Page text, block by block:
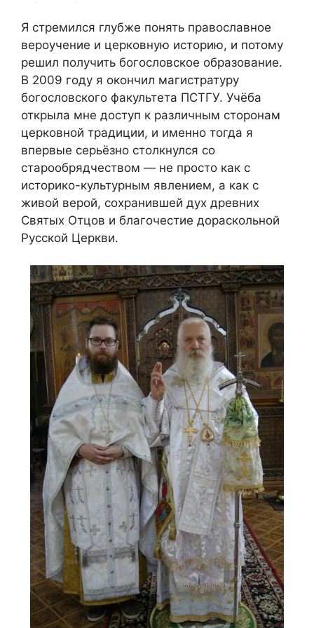
Я стремился глубже понять православное
вероучение и церковную историю, и потому
решил получить богословское образование.
В 2009 году я окончил магистратуру
богословского факультета ПСТГУ. Учёба
открыла мне доступ к различным сторонам
церковной традиции, и именно тогда я
впервые серьёзно столкнулся со
старообрядчеством — не просто как с
историко-культурным явлением, а как с
живой верой, сохранившей дух древних
Святых Отцов и благочестие дораскольной
Русской Церкви.